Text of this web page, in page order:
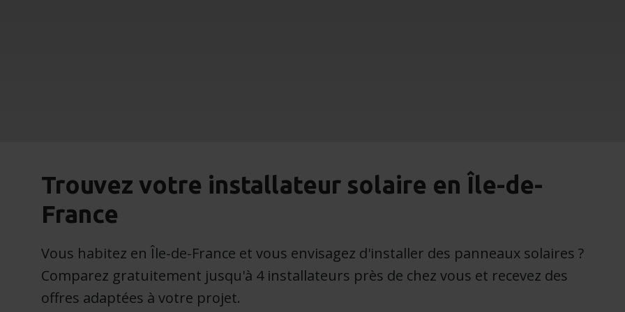
Trouvez votre installateur solaire en Île-de-
France
Vous habitez en Île-de-France et vous envisagez d'installer des panneaux solaires ?
Comparez gratuitement jusqu'à 4 installateurs près de chez vous et recevez des
offres adaptées à votre projet.